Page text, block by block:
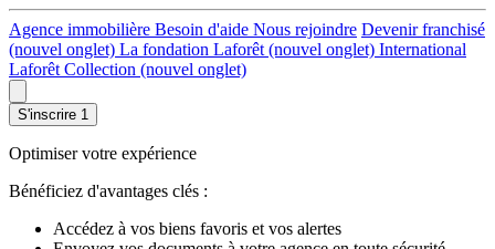
Agence immobilière Besoin d'aide Nous rejoindre Devenir franchisé
(nouvel onglet) La fondation Laforêt (nouvel onglet) International
Laforêt Collection (nouvel onglet)
S'inscrire 1
Optimiser votre expérience
Bénéficiez d'avantages clés :
Accédez à vos biens favoris et vos alertes